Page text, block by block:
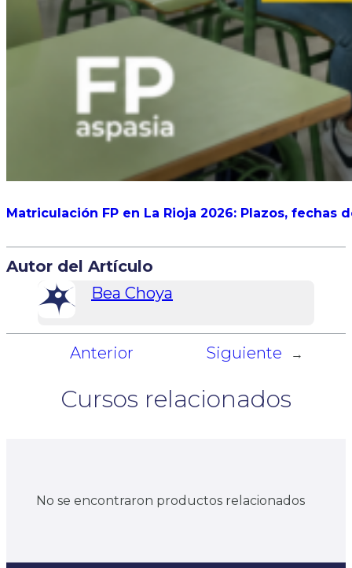
Matriculación FP en La Rioja 2026: Plazos,
Autor del Artículo
Bea Choya
Anterior Siguiente →
Cursos relacionados
No se encontraron productos relacionados